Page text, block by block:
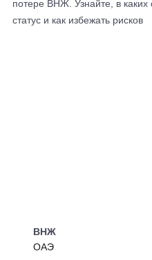
потере ВНЖ. Узнайте, в каких
статус и как избежать рисков
ВНЖ
ОАЭ